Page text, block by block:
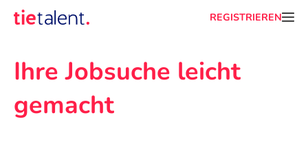
REGISTRIEREN
Ihre Jobsuche leicht
gemacht